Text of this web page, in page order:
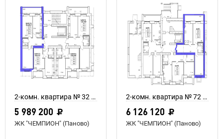
2-комн. квартира № 32 пл. 64,4 м²
5 989 200
ЖК "ЧЕМПИОН" (Паново)
2-комн. квартира № 72 пл. 71,4 м²
6 126 120
ЖК "ЧЕМПИОН" (Паново)